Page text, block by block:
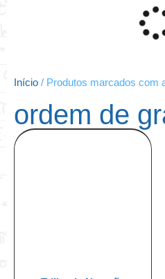
Início / Produtos marcados com
ordem de